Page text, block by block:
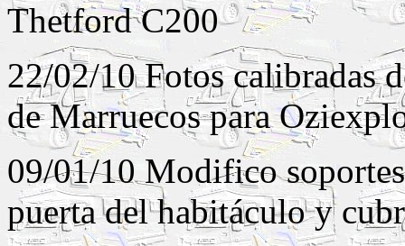
Thetford C200
22/02/10 Fotos calibradas
de Marruecos para
09/01/10 Modifico
puerta del habitáculo y